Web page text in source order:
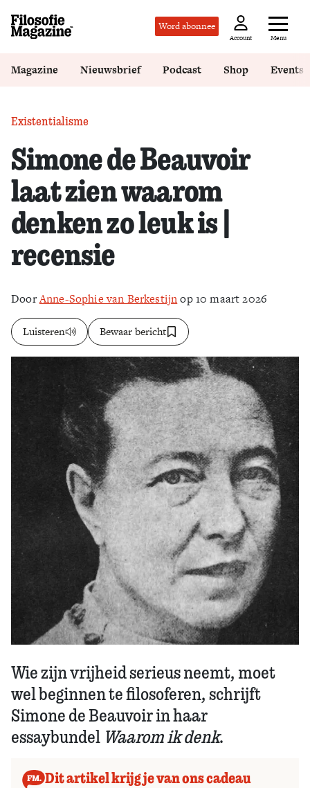
Word abonnee
Account Menu
Magazine Nieuwsbrief Podcast Shop Events
Existentialisme
Simone de Beauvoir
laat zien waarom
denken zo leuk is |
recensie
DoorAnne-Sophie van Berkestijnop 10 maart 2026
Luisteren Bewaar bericht
Wie zijn vrijheid serieus neemt, moet
wel beginnen te filosoferen, schrijft
Simone de Beauvoir in haar
essaybundel Waarom ik denk.
Dit artikel krijg je van ons cadeau